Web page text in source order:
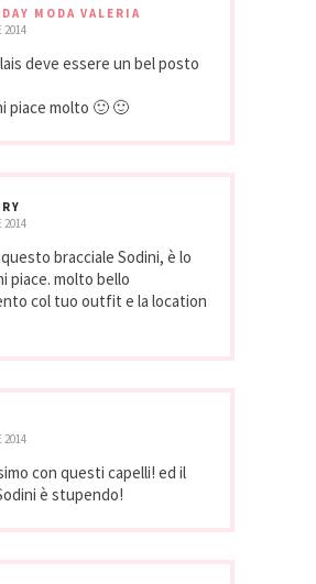
MODA VALERIA
2014
deve essere un bel posto
piace molto 🙂 🙂
2014
bracciale Sodini, è lo
piace. molto bello
col tuo outfit e la location
2014
con questi capelli! ed il
è stupendo!